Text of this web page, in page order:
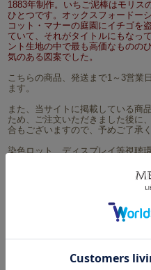
1883年制作。いちご泥棒はモリス
ひとつです。オックスフォードー
コット・マナーの庭園にイチゴを
ていて、それがタイトルにもなっ
ント生地の中で最も高価なものの
気のある図案でした。
こちらの商品、発送まで1～3営業
ます。
また、当サイトに掲載している商
ため、ご注文いただきました後に
合もございますので、予めご了承
染色ロット、ディスプレイ等視聴
※柄の特性上、柄の歪みが避けら
する返品はお受けできませんので
※商用利用及び製品化販売可能で